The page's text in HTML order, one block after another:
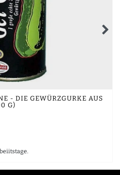
- DIE GEWÜRZGURKE AUS
G)